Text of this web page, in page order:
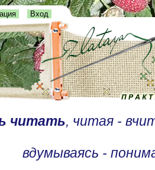
Вход
читать, читая -
вдумываясь -